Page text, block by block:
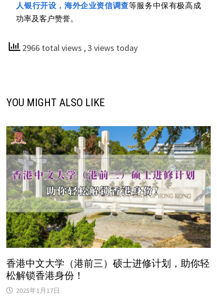
人银行开设，海外企业资信调查等服务中保有极高成
功率及客户赞誉。
2966 total views , 3 views today
YOU MIGHT ALSO LIKE
香港中文大学（港前三）硕士进修计划，助你轻
松解锁香港身份！
2025年1月17日